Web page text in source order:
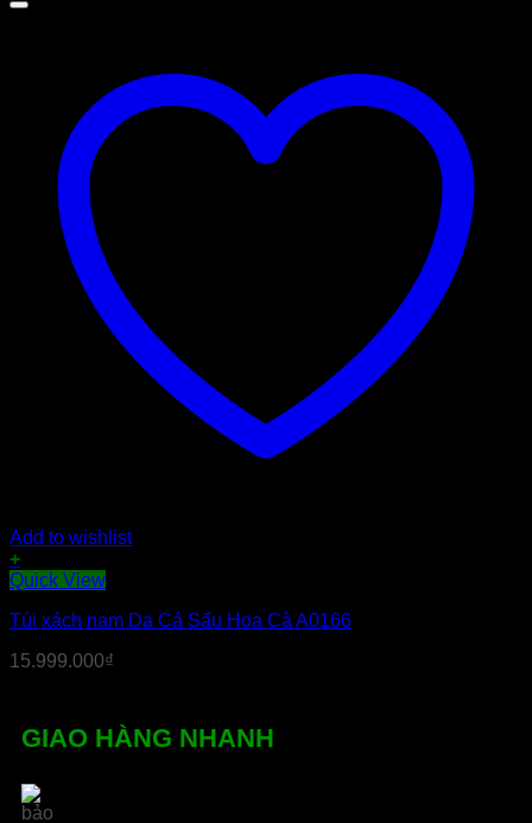
Add to wishlist
+
Quick View
Túi xách nam Da Cá Sấu Hoa Cà A0166
15.999.000₫
GIAO HÀNG NHANH